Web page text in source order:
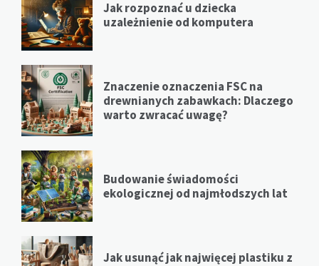
Jak rozpoznać u dziecka
uzależnienie od komputera
Znaczenie oznaczenia FSC na
drewnianych zabawkach: Dlaczego
warto zwracać uwagę?
Budowanie świadomości
ekologicznej od najmłodszych lat
Jak usunąć jak najwięcej plastiku z